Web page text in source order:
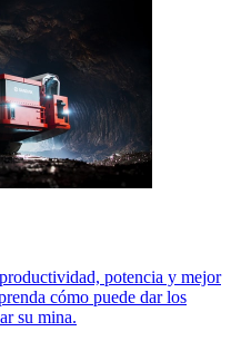
potencia y mejor
cómo puede dar los
su mina.